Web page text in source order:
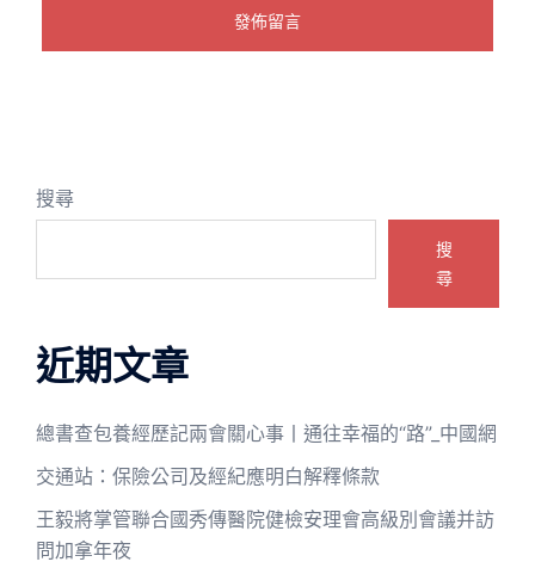
搜尋
搜
尋
近期文章
總書查包養經歷記兩會關心事丨通往幸福的“路”_中國網
交通站：保險公司及經紀應明白解釋條款
王毅將掌管聯合國秀傳醫院健檢安理會高級別會議并訪
問加拿年夜